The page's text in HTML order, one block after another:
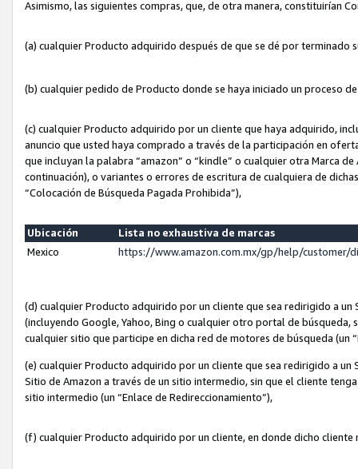
Asimismo, las siguientes compras, que, de otra manera, constituirían
(a) cualquier Producto adquirido después de que se dé por terminado
(b) cualquier pedido de Producto donde se haya iniciado un proceso
(c) cualquier Producto adquirido por un cliente que haya adquirido,
anuncio que usted haya comprado a través de la participación en
que incluyan la palabra “amazon” o “kindle” o cualquier otra Marca
continuación), o variantes o errores de escritura de cualquiera de
“Colocación de Búsqueda Pagada Prohibida”),
Ubicación
Lista no exhaustiva de marcas
Mexico
https://www.amazon.com.mx/gp/help/customer/
(d) cualquier Producto adquirido por un cliente que sea redirigido a
(incluyendo Google, Yahoo, Bing o cualquier otro portal de
cualquier sitio que participe en dicha red de motores de búsqueda (un
(e) cualquier Producto adquirido por un cliente que sea redirigido a un
Sitio de Amazon a través de un sitio intermedio, sin que el cliente
sitio intermedio (un “Enlace de Redireccionamiento”),
(f) cualquier Producto adquirido por un cliente, en donde dicho